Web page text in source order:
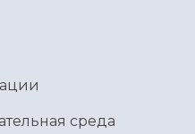
среда